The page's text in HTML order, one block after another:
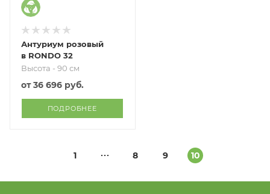
Антуриум розовый
в RONDO 32
Высота - 90 см
от36 696 руб.
ПОДРОБНЕЕ
1 8 9 10